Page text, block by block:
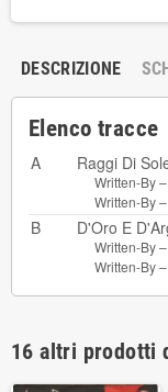
DESCRIZIONE
Elenco tracce
A Raggi Di
Written-By –
Written-By –
B D'Oro E
Written-By –
Written-By –
16 altri prodotti